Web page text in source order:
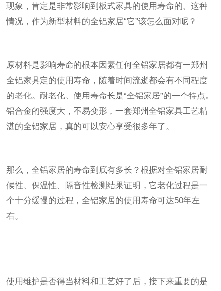
现象，肯定是非常影响到板式家具的使用寿命的。这种
情况，作为新型材料的全铝家居“它”该怎么面对呢？
原材料是影响寿命的根本因素任何全铝家居都有一郑州
全铝家具定的使用寿命，随着时间流逝都会有不同程度
的老化。耐老化、使用寿命长是“全铝家居”的一个特点。
铝合金的强度大，不易变形，一套郑州全铝家具工艺精
湛的全铝家居，真的可以安心享受很多年了。
那么，全铝家居的寿命到底有多长？根据对全铝家居耐
候性、保温性、隔音性检测结果证明，它老化过程是一
个十分缓慢的过程，全铝家居的使用寿命可达50年左
右。
使用维护是否得当材料和工艺好了后，接下来重要的是